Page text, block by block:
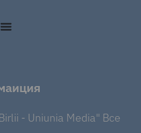
- Uniunia Media" Все